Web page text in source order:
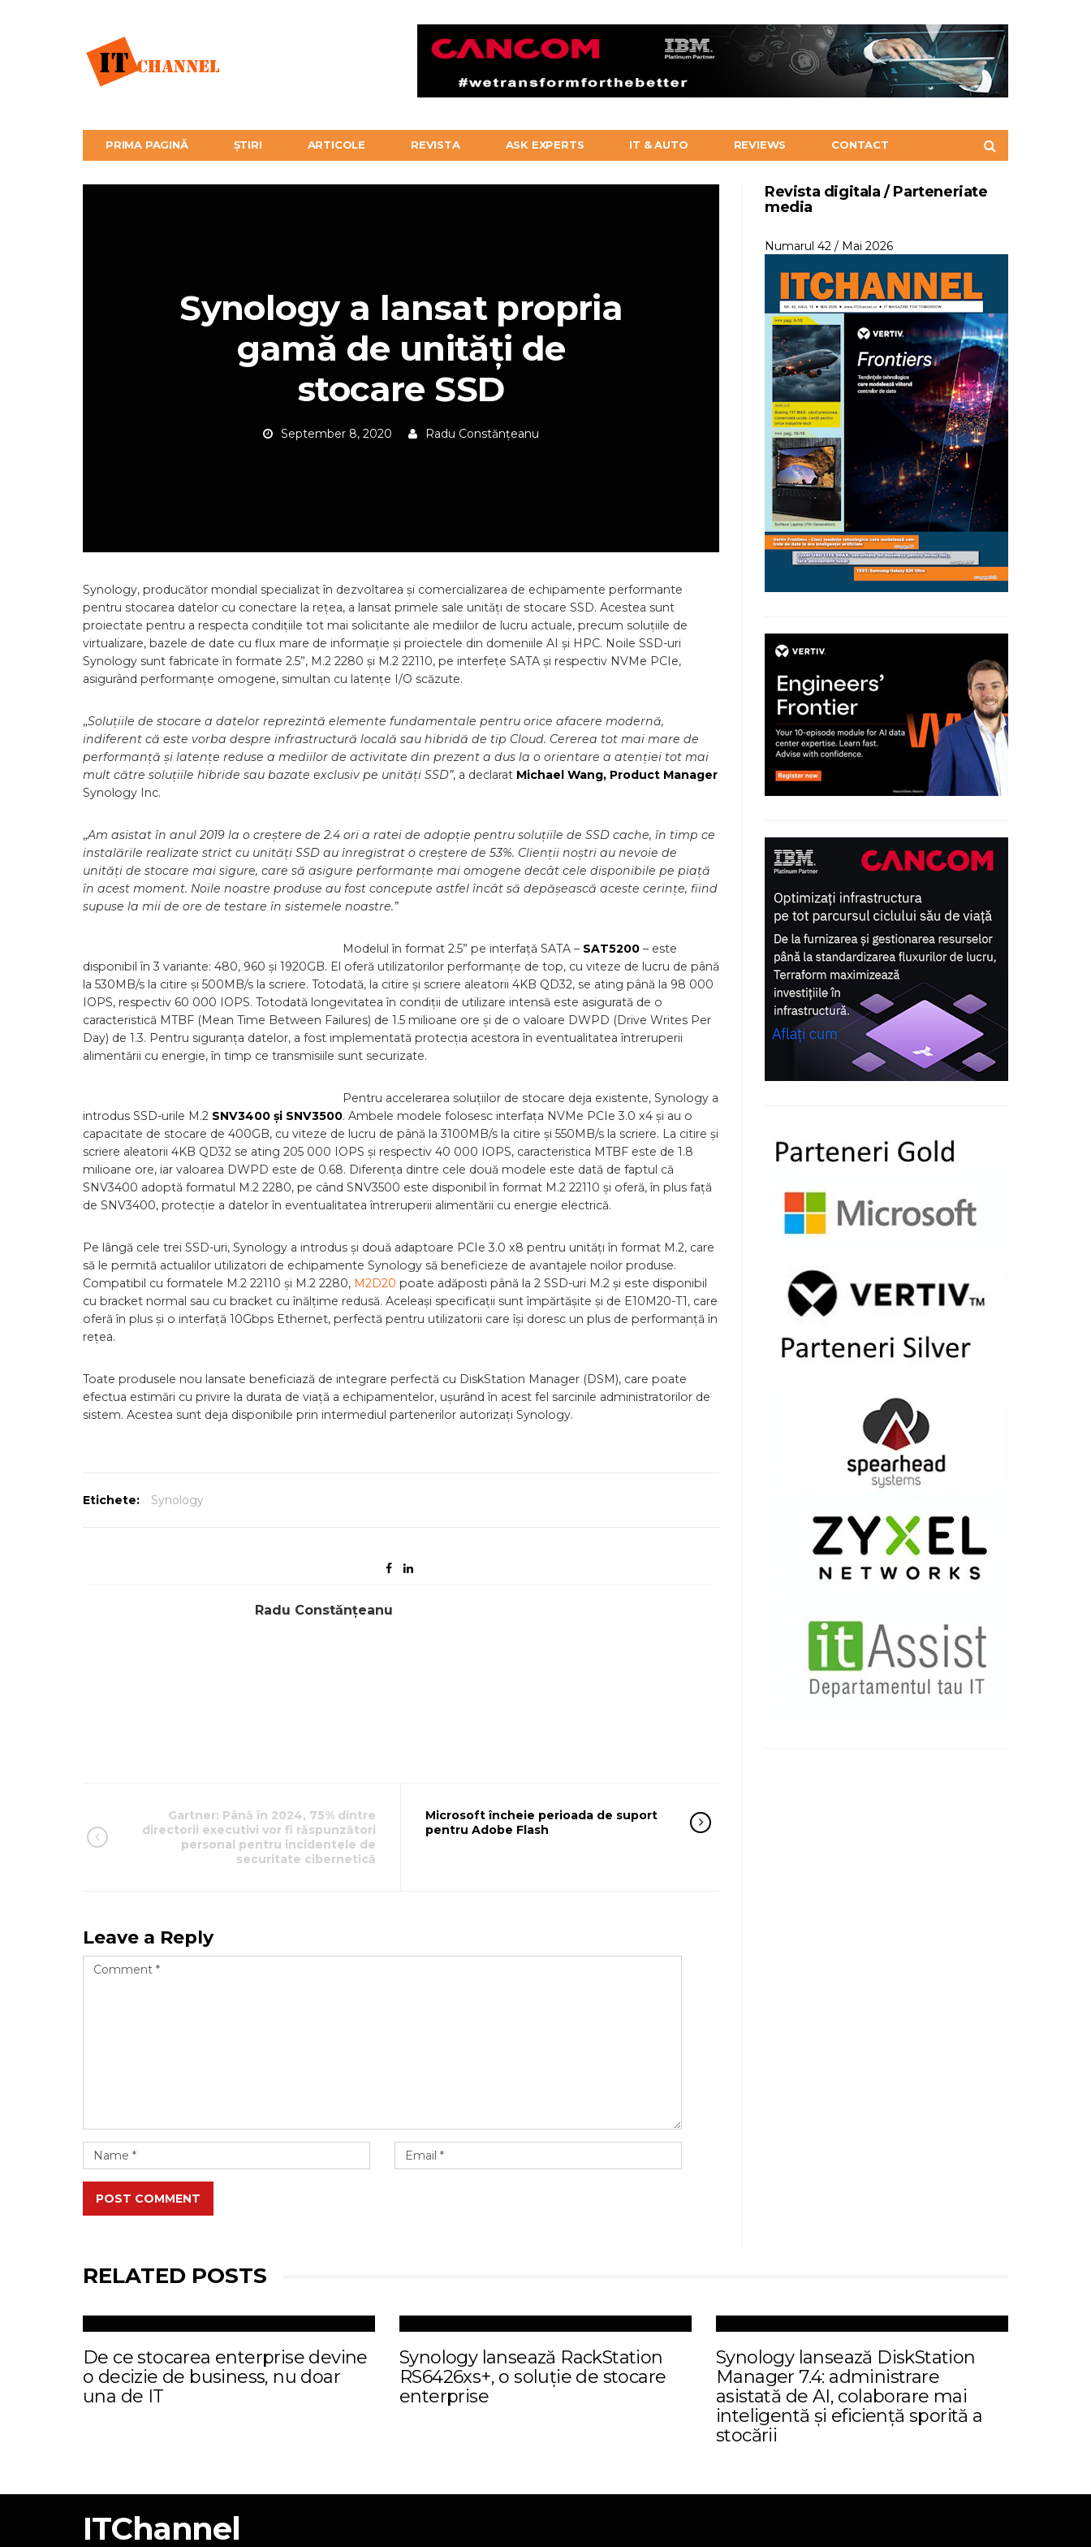
PRIMA PAGINĂ ȘTIRI ARTICOLE REVISTA ASK EXPERTS IT & AUTO REVIEWS CONTACT
Synology a lansat propria
gamă de unități de
stocare SSD
September 8, 2020 Radu Constănțeanu
Synology, producător mondial specializat în dezvoltarea și comercializarea de echipamente performante
pentru stocarea datelor cu conectare la rețea, a lansat primele sale unități de stocare SSD. Acestea sunt
proiectate pentru a respecta condițiile tot mai solicitante ale mediilor de lucru actuale, precum soluțiile de
virtualizare, bazele de date cu flux mare de informație și proiectele din domeniile AI și HPC. Noile SSD-uri
Synology sunt fabricate în formate 2.5”, M.2 2280 și M.2 22110, pe interfețe SATA și respectiv NVMe PCIe,
asigurând performanțe omogene, simultan cu latențe I/O scăzute.
„Soluțiile de stocare a datelor reprezintă elemente fundamentale pentru orice afacere modernă,
indiferent că este vorba despre infrastructură locală sau hibridă de tip Cloud. Cererea tot mai mare de
performanță și latențe reduse a mediilor de activitate din prezent a dus la o orientare a atenției tot mai
mult către soluțiile hibride sau bazate exclusiv pe unități SSD”, a declarat Michael Wang, Product Manager
Synology Inc.
„Am asistat în anul 2019 la o creștere de 2.4 ori a ratei de adopție pentru soluțiile de SSD cache, în timp ce
instalările realizate strict cu unități SSD au înregistrat o creștere de 53%. Clienții noștri au nevoie de
unități de stocare mai sigure, care să asigure performanțe mai omogene decât cele disponibile pe piață
în acest moment. Noile noastre produse au fost concepute astfel încât să depășească aceste cerințe, fiind
supuse la mii de ore de testare în sistemele noastre.”
Modelul în format 2.5” pe interfață SATA – SAT5200 – este
disponibil în 3 variante: 480, 960 și 1920GB. El oferă utilizatorilor performanțe de top, cu viteze de lucru de până
la 530MB/s la citire și 500MB/s la scriere. Totodată, la citire și scriere aleatorii 4KB QD32, se ating până la 98 000
IOPS, respectiv 60 000 IOPS. Totodată longevitatea în condiții de utilizare intensă este asigurată de o
caracteristică MTBF (Mean Time Between Failures) de 1.5 milioane ore și de o valoare DWPD (Drive Writes Per
Day) de 1.3. Pentru siguranța datelor, a fost implementată protecția acestora în eventualitatea întreruperii
alimentării cu energie, în timp ce transmisiile sunt securizate.
Pentru accelerarea soluțiilor de stocare deja existente, Synology a
introdus SSD-urile M.2 SNV3400 și SNV3500. Ambele modele folosesc interfața NVMe PCIe 3.0 x4 și au o
capacitate de stocare de 400GB, cu viteze de lucru de până la 3100MB/s la citire și 550MB/s la scriere. La citire și
scriere aleatorii 4KB QD32 se ating 205 000 IOPS și respectiv 40 000 IOPS, caracteristica MTBF este de 1.8
milioane ore, iar valoarea DWPD este de 0.68. Diferența dintre cele două modele este dată de faptul că
SNV3400 adoptă formatul M.2 2280, pe când SNV3500 este disponibil în format M.2 22110 și oferă, în plus față
de SNV3400, protecție a datelor în eventualitatea întreruperii alimentării cu energie electrică.
Pe lângă cele trei SSD-uri, Synology a introdus și două adaptoare PCIe 3.0 x8 pentru unități în format M.2, care
să le permită actualilor utilizatori de echipamente Synology să beneficieze de avantajele noilor produse.
Compatibil cu formatele M.2 22110 și M.2 2280, M2D20 poate adăposti până la 2 SSD-uri M.2 și este disponibil
cu bracket normal sau cu bracket cu înălțime redusă. Aceleași specificații sunt împărtășite și de E10M20-T1, care
oferă în plus și o interfață 10Gbps Ethernet, perfectă pentru utilizatorii care își doresc un plus de performanță în
rețea.
Toate produsele nou lansate beneficiază de integrare perfectă cu DiskStation Manager (DSM), care poate
efectua estimări cu privire la durata de viață a echipamentelor, ușurând în acest fel sarcinile administratorilor de
sistem. Acestea sunt deja disponibile prin intermediul partenerilor autorizați Synology.
Etichete: Synology
Radu Constănțeanu
Gartner: Până în 2024, 75% dintre
directorii executivi vor fi răspunzători
personal pentru incidentele de
securitate cibernetică
Microsoft încheie perioada de suport
pentru Adobe Flash
Leave a Reply
POST COMMENT
Revista digitala / Parteneriate
media
Numarul 42 / Mai 2026
RELATED POSTS
De ce stocarea enterprise devine
o decizie de business, nu doar
una de IT
Synology lansează RackStation
RS6426xs+, o soluție de stocare
enterprise
Synology lansează DiskStation
Manager 7.4: administrare
asistată de AI, colaborare mai
inteligentă și eficiență sporită a
stocării
ITChannel